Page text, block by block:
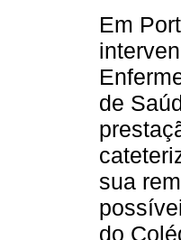
Em
de
sua
do